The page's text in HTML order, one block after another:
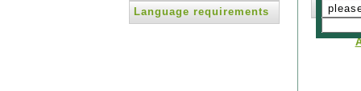
Language requirements